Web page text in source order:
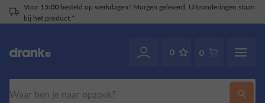
Voor 15:00besteld op werkdagen? Morgen geleverd. Uitzonderingen staan
bij het product.*
0 0